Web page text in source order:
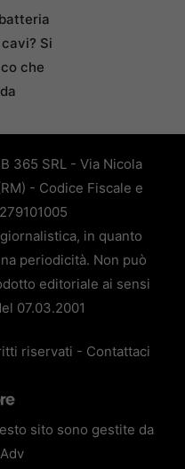
Si
che
365 SRL - Via Nicola
- Codice Fiscale e
in quanto
periodicità. Non può
editoriale ai sensi
07.03.2001
riservati - Contattaci
sito sono gestite da